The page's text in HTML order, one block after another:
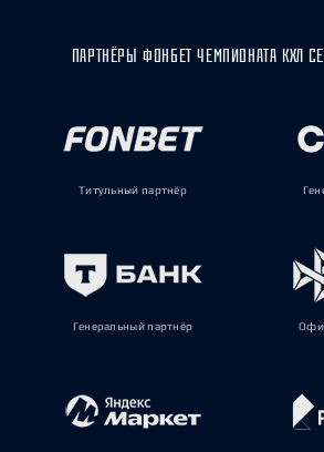
ПАРТНЁРЫ ФОНБЕТ ЧЕМПИОНАТА КХЛ
Титульный партнёр
Генеральный партнёр